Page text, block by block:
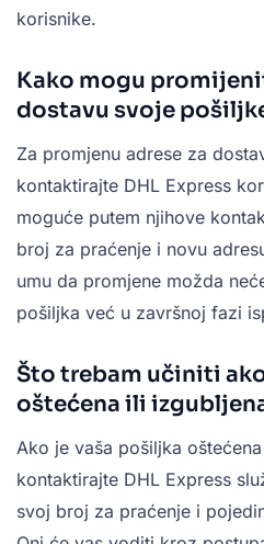
korisnike.
Kako mogu
dostavu svoje
Za promjenu adrese za
kontaktirajte DHL Express
moguće putem njihove
broj za praćenje i novu
umu da promjene možda
pošiljka već u završnoj fazi
Što trebam učiniti
oštećena ili
Ako je vaša pošiljka
kontaktirajte DHL Express
svoj broj za praćenje i